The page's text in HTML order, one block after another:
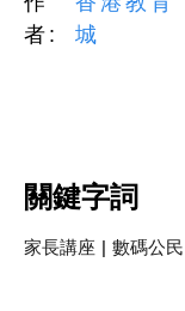
者:
城
關鍵字詞
家長講座 | 數碼公民